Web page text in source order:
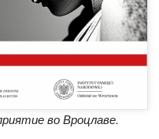
во Вроцлаве.